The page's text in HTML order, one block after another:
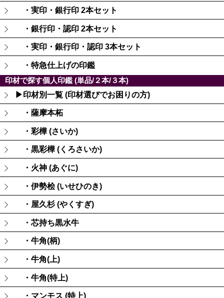
・実印・銀行印 2本セット
・銀行印・認印 2本セット
・実印・銀行印・認印 3本セット
・特急仕上げの印鑑
印材で探す個人印鑑 (単品/２本/３本)
▶印材別一覧 (印材選びでお困りの方)
・薩摩本柘
・彩樺 (さいか)
・黒彩樺 (くろさいか)
・火神 (あぐに)
・伊勢桧 (いせひのき)
・屋久杉 (やくすぎ)
・芯持ち黒水牛
・牛角(柄)
・牛角(上)
・牛角(特上)
・マンモス (特上)